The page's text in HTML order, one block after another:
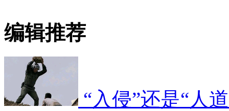
编辑推荐
“入侵”还是“人